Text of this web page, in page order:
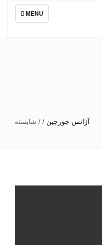
TOGGLE
NAVIGATION
MENU
آژانس جورچین/
/شایسته